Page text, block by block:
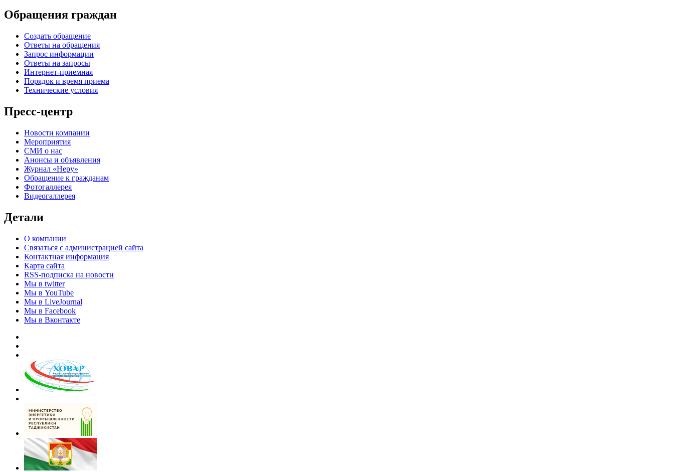
Обращения граждан
Создать обращение
Ответы на обращения
Запрос информации
Ответы на запросы
Интернет-приемная
Порядок и время приема
Технические условия
Пресс-центр
Новости компании
Мероприятия
СМИ о нас
Анонсы и объявления
Журнал «Неру»
Обращение к гражданам
Фотогаллерея
Видеогаллерея
Детали
О компании
Связаться с администрацией сайта
Контактная информация
Карта сайта
RSS-подписка на новости
Мы в twitter
Мы в YouTube
Мы в LiveJournal
Мы в Facebook
Мы в Вконтакте